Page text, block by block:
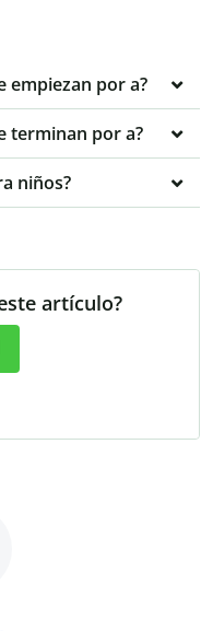
empiezan por a?
terminan por a?
niños?
artículo?